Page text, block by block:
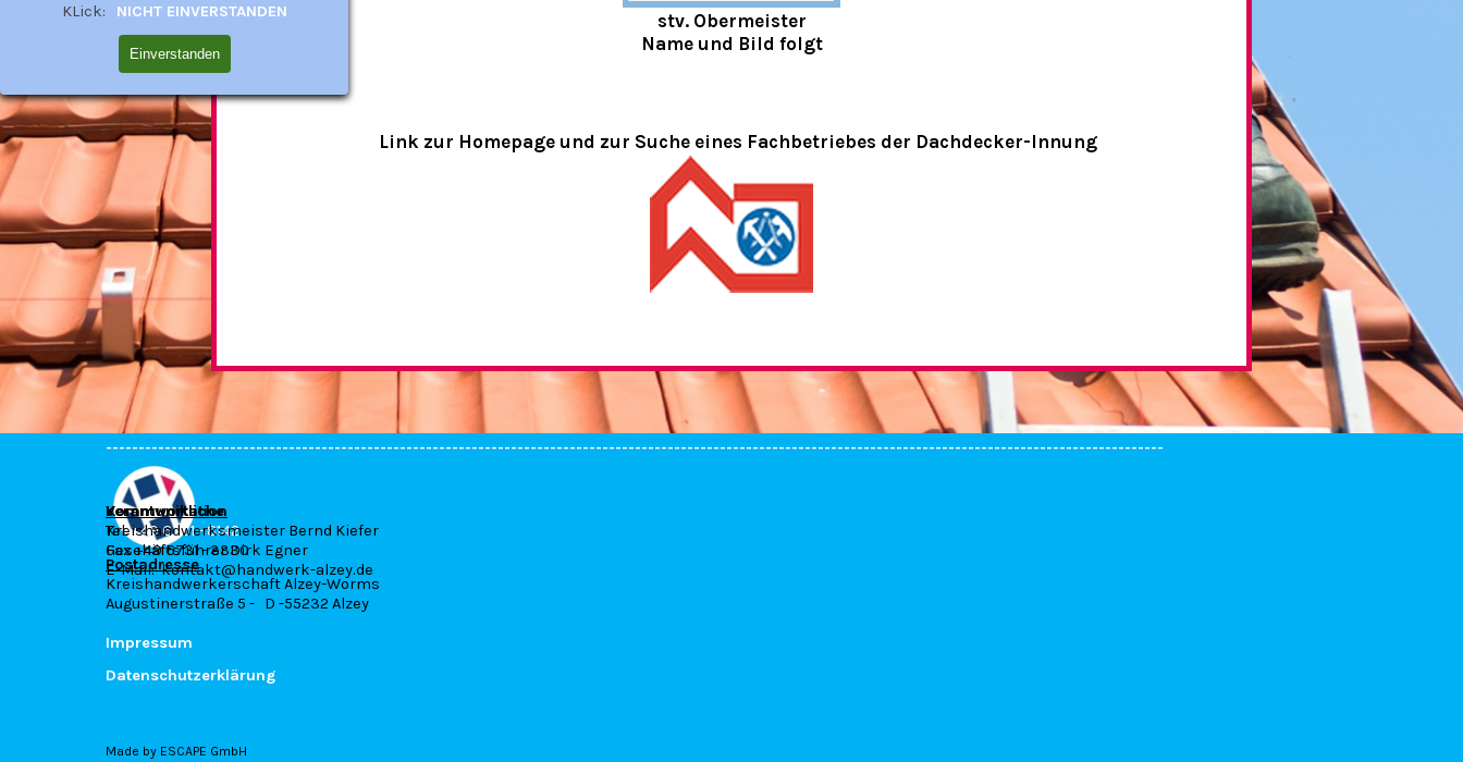
KLick: NICHT EINVERSTANDEN
Einverstanden
stv. Obermeister
Name und Bild folgt
Link zur Homepage und zur Suche eines Fachbetriebes der Dachdecker-Innung
------------------------------------------------------------------------------------------------------------------------------------------------------------------
-------------------------------------------------------------------------
Kommunikation
Tel.+49 6731 - 8142
Fax +49 6731 - 3330
E-Mail: kontakt@handwerk-alzey.de
Verantwortliche
Kreishandwerksmeister Bernd Kiefer
Geschäftsführer Dirk Egner
Postadresse
Kreishandwerkerschaft Alzey-Worms
Augustinerstraße 5 - D -55232 Alzey
Impressum
Datenschutzerklärung
Made by ESCAPE GmbH